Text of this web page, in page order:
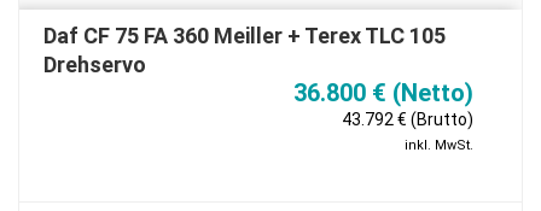
Daf CF 75 FA 360 Meiller + Terex TLC 105
Drehservo
36.800 € (Netto)
43.792 € (Brutto)
inkl. MwSt.